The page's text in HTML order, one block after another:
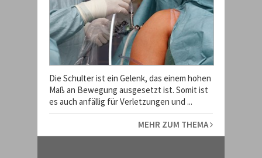
Die Schulter ist ein Gelenk, das einem hohen
Maß an Bewegung ausgesetzt ist. Somit ist
es auch anfällig für Verletzungen und ...
MEHR ZUM THEMA